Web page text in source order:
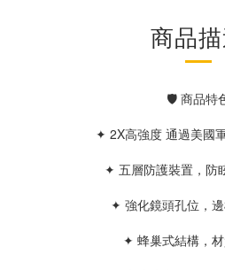
商品
🛡 商品特
✦ 2X高強度 通過美國
✦ 五層防護裝置，防
✦ 強化鏡頭孔位，
✦ 蜂巢式結構，